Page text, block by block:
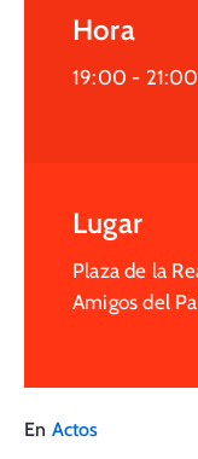
Hora
19:00 - 21:00
Lugar
Plaza de la
Amigos del
En Actos